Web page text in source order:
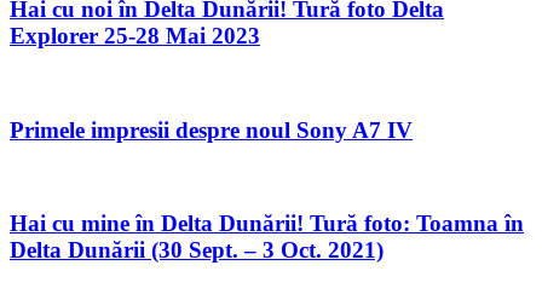
Hai cu noi în Delta Dunării! Tură foto Delta
Explorer 25-28 Mai 2023
Primele impresii despre noul Sony A7 IV
Hai cu mine în Delta Dunării! Tură foto: Toamna în
Delta Dunării (30 Sept. – 3 Oct. 2021)